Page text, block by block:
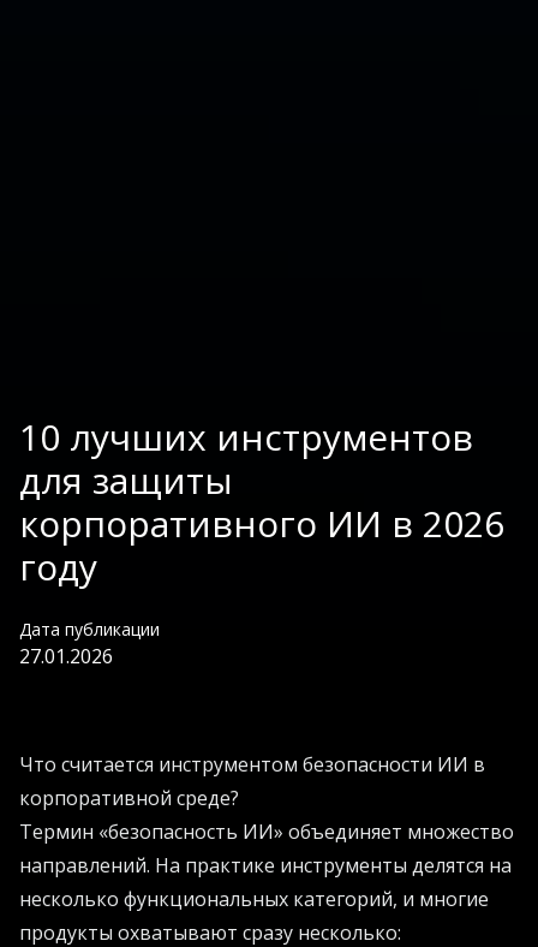
10 лучших инструментов
для защиты
корпоративного ИИ в 2026
году
Дата публикации
27.01.2026
Что считается инструментом безопасности ИИ в
корпоративной среде?
Термин «безопасность ИИ» объединяет множество
направлений. На практике инструменты делятся на
несколько функциональных категорий, и многие
продукты охватывают сразу несколько: